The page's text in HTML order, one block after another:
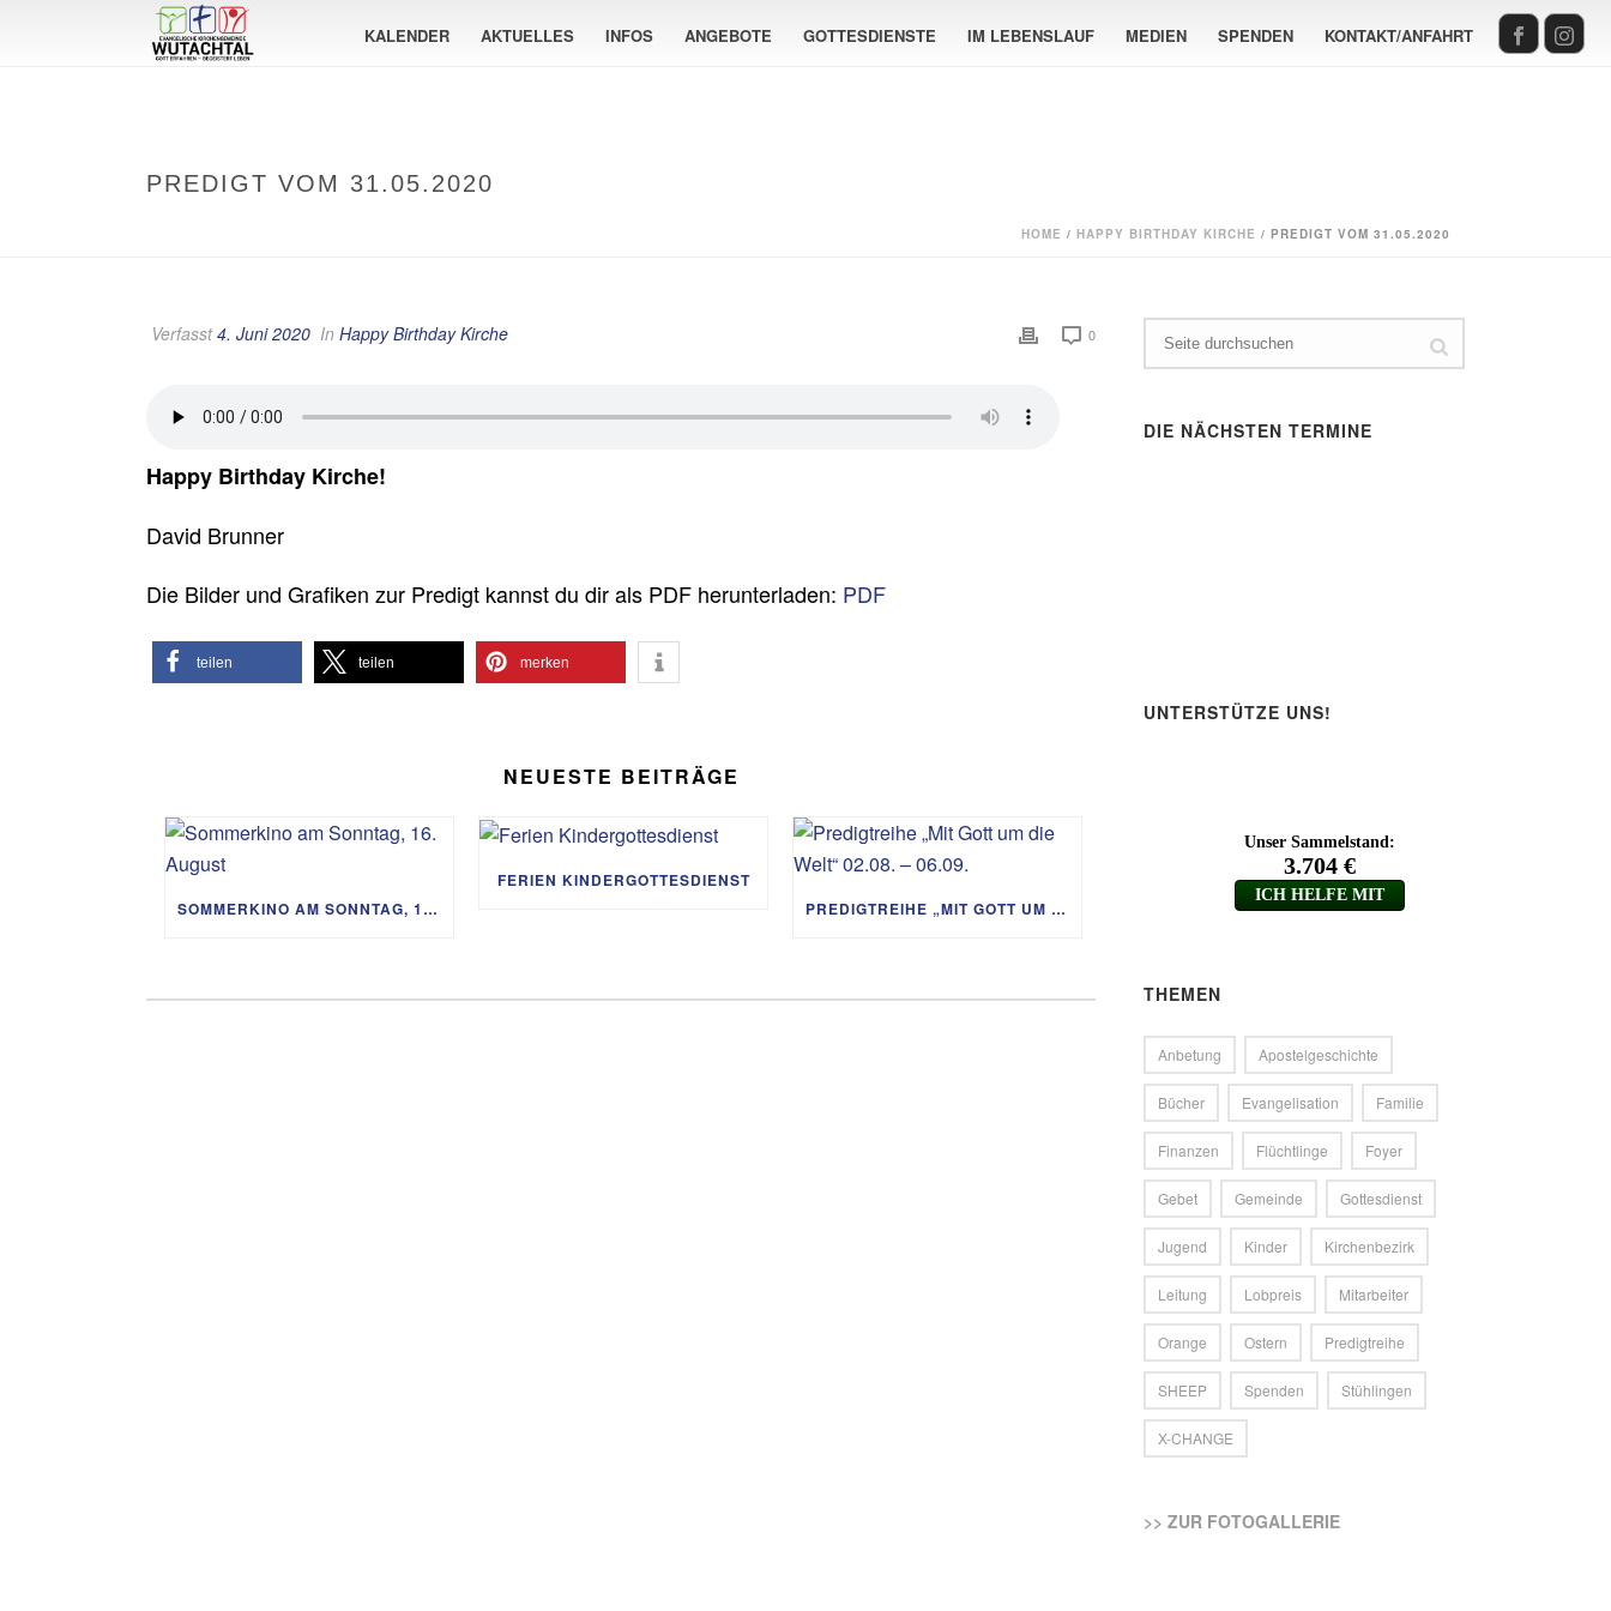
KALENDER AKTUELLES INFOS ANGEBOTE GOTTESDIENSTE IM LEBENSLAUF MEDIEN SPENDEN KONTAKT/ANFAHRT
PREDIGT VOM 31.05.2020
HOME / HAPPY BIRTHDAY KIRCHE / PREDIGT VOM 31.05.2020
Verfasst4. Juni 2020 In Happy Birthday Kirche 0
Happy Birthday Kirche!
David Brunner
Die Bilder und Grafiken zur Predigt kannst du dir als PDF herunterladen: PDF
teilen teilen merken
NEUESTE BEITRÄGE
SOMMERKINO AM SONNTAG, 16. AUGUST
FERIEN KINDERGOTTESDIENST
PREDIGTREIHE „MIT GOTT UM DIE WELT“ 02.08. – 06.09.
DIE NÄCHSTEN TERMINE
UNTERSTÜTZE UNS!
THEMEN
Anbetung Apostelgeschichte
Bücher Evangelisation Familie
Finanzen Flüchtlinge Foyer
Gebet Gemeinde Gottesdienst
Jugend Kinder Kirchenbezirk
Leitung Lobpreis Mitarbeiter
Orange Ostern Predigtreihe
SHEEP Spenden Stühlingen
X-CHANGE
>> ZUR FOTOGALLERIE